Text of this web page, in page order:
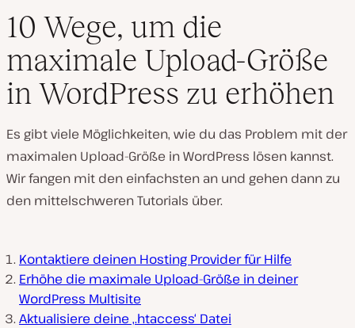
10 Wege, um die
maximale Upload-Größe
in WordPress zu erhöhen
Es gibt viele Möglichkeiten, wie du das Problem mit der
maximalen Upload-Größe in WordPress lösen kannst.
Wir fangen mit den einfachsten an und gehen dann zu
den mittelschweren Tutorials über.
Kontaktiere deinen Hosting Provider für Hilfe
Erhöhe die maximale Upload-Größe in deiner
WordPress Multisite
Aktualisiere deine ‚.htaccess‘ Datei